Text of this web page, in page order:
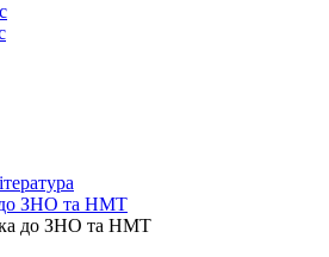
до ЗНО та НМТ
до ЗНО та НМТ